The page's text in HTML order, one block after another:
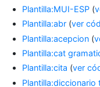
Plantilla:MUI-ESP (
Plantilla:abr (ver
Plantilla:acepcion (
Plantilla:cat
Plantilla:cita (ver
Plantilla:diccionario